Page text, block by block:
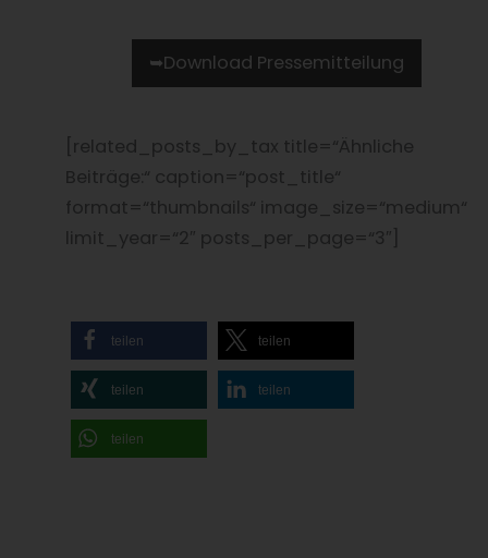
➥Download Pressemitteilung
[related_posts_by_tax title=“Ähnliche
Beiträge:“ caption=“post_title“
format=“thumbnails“ image_size=“medium“
limit_year=“2″ posts_per_page=“3″]
teilen teilen
teilen teilen
teilen